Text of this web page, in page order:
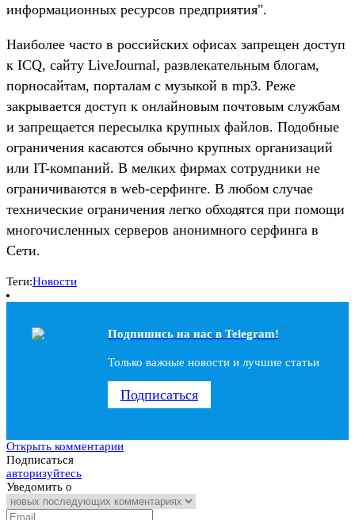
информационных ресурсов предприятия".
Наиболее часто в российских офисах запрещен доступ
к ICQ, сайту LiveJournal, развлекательным блогам,
порносайтам, порталам с музыкой в mp3. Реже
закрывается доступ к онлайновым почтовым службам
и запрещается пересылка крупных файлов. Подобные
ограничения касаются обычно крупных организаций
или IT-компаний. В мелких фирмах сотрудники не
ограничиваются в web-серфинге. В любом случае
технические ограничения легко обходятся при помощи
многочисленных серверов анонимного серфинга в
Сети.
Теги:Новости
Подпишись на наc в Telegram!
Только важные новости и лучшие статьи
Подписаться
Открыть комментарии
Подписаться
авторизуйтесь
Уведомить о